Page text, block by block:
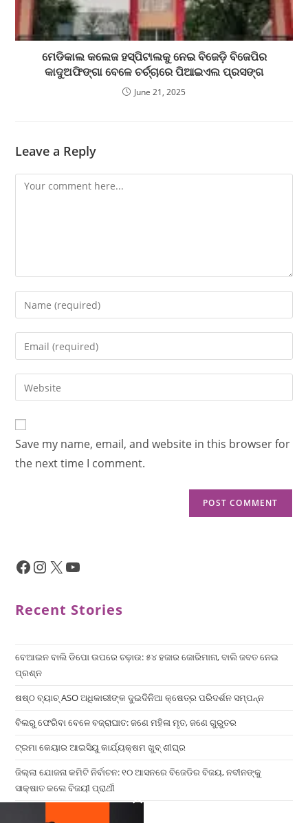
ମେଡିକାଲ କଲେଜ ହସ୍ପିଟାଲକୁ ନେଇ ବିଜେଡ଼ି ବିଜେପିର
କାଦୁଅଫିଙ୍ଗା ବେଳେ ଚର୍ଚ୍ଚାରେ ପିଆଇଏଲ ପ୍ରସଙ୍ଗ
June 21, 2025
Leave a Reply
Save my name, email, and website in this browser for
the next time I comment.
Recent Stories
ବେଆଇନ ବାଲି ଡିପୋ ଉପରେ ଚଢ଼ାଉ: ୫୪ ହଜାର ଜୋରିମାନା, ବାଲି ଜବତ ନେଇ
ପ୍ରଶ୍ନ
ଷଷ୍ଠ ବ୍ୟାଚ୍‌ ASO ଅଧିକାରୀଙ୍କ ଦୁଇଦିନିଆ କ୍ଷେତ୍ର ପରିଦର୍ଶନ ସମ୍ପନ୍ନ
ବିଲରୁ ଫେରିବା ବେଳେ ବଜ୍ରାଘାତ: ଜଣେ ମହିଳା ମୃତ, ଜଣେ ଗୁରୁତର
ଟ୍ରମା କେୟାର ଆଇସିୟୁ କାର୍ଯ୍ୟକ୍ଷମ ଖୁବ୍ ଶୀଘ୍ର
ଜିଲ୍ଲା ଯୋଜନା କମିଟି ନିର୍ବାଚନ: ୧୦ ଆସନରେ ବିଜେଡିର ବିଜୟ, ନବୀନଙ୍କୁ
ସାକ୍ଷାତ କଲେ ବିଜୟୀ ପ୍ରାର୍ଥୀ
×